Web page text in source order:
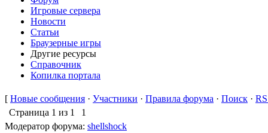
Игровые сервера
Новости
Статьи
Браузерные игры
Другие ресурсы
Справочник
Копилка портала
[ Новые сообщения · Участники · Правила форума · Поиск ·
Страница 1 из 1
1
Модератор форума: shellshock